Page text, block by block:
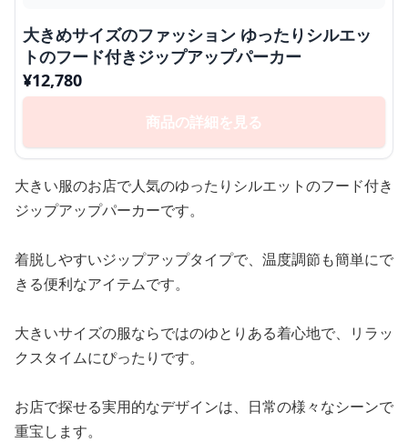
大きめサイズのファッション ゆったりシルエッ
トのフード付きジップアップパーカー
¥12,780
商品の詳細を見る
大きい服のお店で人気のゆったりシルエットのフード付き
ジップアップパーカーです。
着脱しやすいジップアップタイプで、温度調節も簡単にで
きる便利なアイテムです。
大きいサイズの服ならではのゆとりある着心地で、リラッ
クスタイムにぴったりです。
お店で探せる実用的なデザインは、日常の様々なシーンで
重宝します。